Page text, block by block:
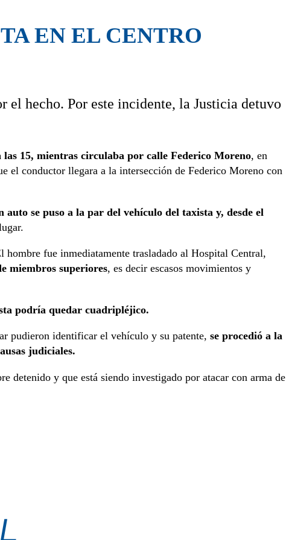
EN EL CENTRO
hecho. Por este incidente, la Justicia detuvo
las 15, mientras circulaba por calle Federico Moreno, en
el conductor llegara a la intersección de Federico Moreno con
auto se puso a la par del vehículo del taxista y, desde el
hombre fue inmediatamente trasladado al Hospital Central,
miembros superiores, es decir escasos movimientos y
podría quedar cuadripléjico.
pudieron identificar el vehículo y su patente, se procedió a la
judiciales.
detenido y que está siendo investigado por atacar con arma de